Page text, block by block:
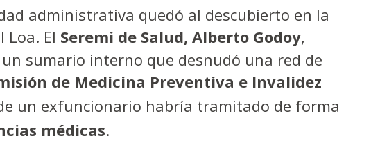
administrativa quedó al descubierto en la
Loa. El Seremi de Salud, Alberto Godoy,
sumario interno que desnudó una red de
de Medicina Preventiva e Invalidez
un exfuncionario habría tramitado de forma
médicas.